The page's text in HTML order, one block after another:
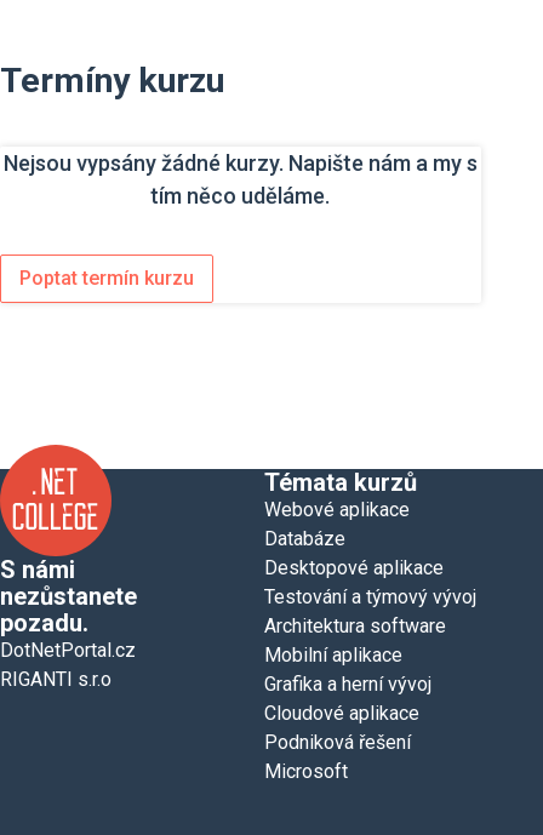
Termíny kurzu
Nejsou vypsány žádné kurzy. Napište nám a my s
tím něco uděláme.
Poptat termín kurzu
S námi
nezůstanete
pozadu.
DotNetPortal.cz
RIGANTI s.r.o
Témata kurzů
Webové aplikace
Databáze
Desktopové aplikace
Testování a týmový vývoj
Architektura software
Mobilní aplikace
Grafika a herní vývoj
Cloudové aplikace
Podniková řešení
Microsoft